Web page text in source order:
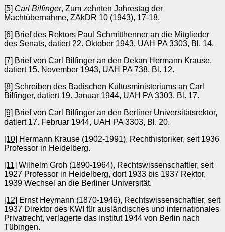
[5] Carl Bilfinger, Zum zehnten Jahrestag der
Machtübernahme, ZAkDR 10 (1943), 17-18.
[6] Brief des Rektors Paul Schmitthenner an die Mitglieder
des Senats, datiert 22. Oktober 1943, UAH PA 3303, Bl. 14.
[7] Brief von Carl Bilfinger an den Dekan Hermann Krause,
datiert 15. November 1943, UAH PA 738, Bl. 12.
[8] Schreiben des Badischen Kultusministeriums an Carl
Bilfinger, datiert 19. Januar 1944, UAH PA 3303, Bl. 17.
[9] Brief von Carl Bilfinger an den Berliner Universitätsrektor,
datiert 17. Februar 1944, UAH PA 3303, Bl. 20.
[10] Hermann Krause (1902-1991), Rechthistoriker, seit 1936
Professor in Heidelberg.
[11] Wilhelm Groh (1890-1964), Rechtswissenschaftler, seit
1927 Professor in Heidelberg, dort 1933 bis 1937 Rektor,
1939 Wechsel an die Berliner Universität.
[12] Ernst Heymann (1870-1946), Rechtswissenschaftler, seit
1937 Direktor des KWI für ausländisches und internationales
Privatrecht, verlagerte das Institut 1944 von Berlin nach
Tübingen.